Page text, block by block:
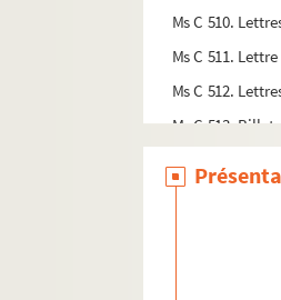
Ms C 510.
Ms C 511.
Ms C 512.
Ms C 513.
Ms C 515.